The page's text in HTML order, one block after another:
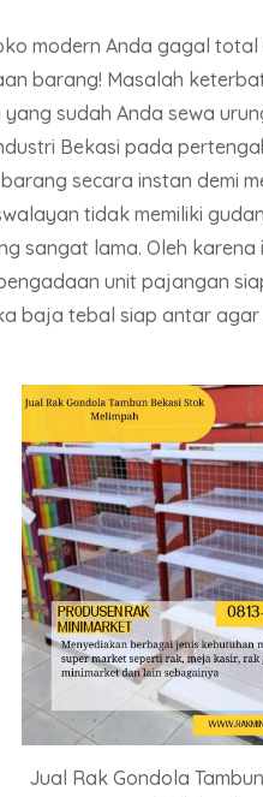
modern Anda gagal
barang! Masalah
sudah Anda sewa
Bekasi pada
secara instan demi
tidak memiliki
sangat lama. Oleh
unit pajangan
baja tebal siap antar
Jual Rak Gondola